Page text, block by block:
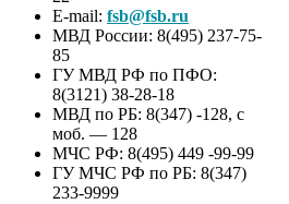
E-mail: fsb@fsb.ru
МВД России: 8(495) 237-75-
85
ГУ МВД РФ по ПФО:
8(3121) 38-28-18
МВД по РБ: 8(347) -128, с
моб. — 128
МЧС РФ: 8(495) 449 -99-99
ГУ МЧС РФ по РБ: 8(347)
233-9999